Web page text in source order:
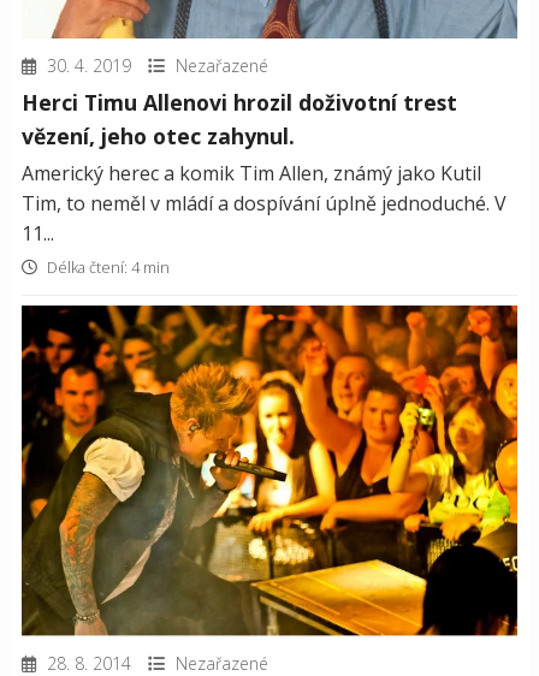
30. 4. 2019 Nezařazené
Herci Timu Allenovi hrozil doživotní trest
vězení, jeho otec zahynul.
Americký herec a komik Tim Allen, známý jako Kutil
Tim, to neměl v mládí a dospívání úplně jednoduché. V
11...
Délka čtení: 4 min
28. 8. 2014 Nezařazené